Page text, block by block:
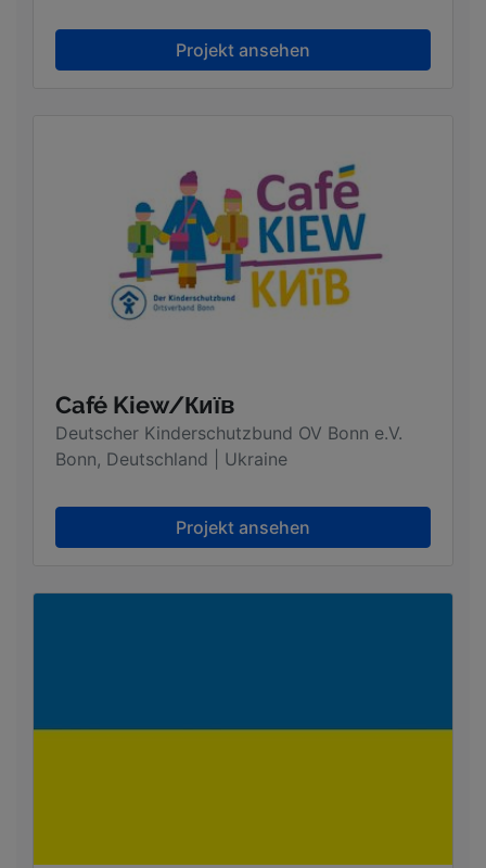
Projekt ansehen
Café Kiew/Київ
Deutscher Kinderschutzbund OV Bonn e.V.
Bonn, Deutschland | Ukraine
Projekt ansehen